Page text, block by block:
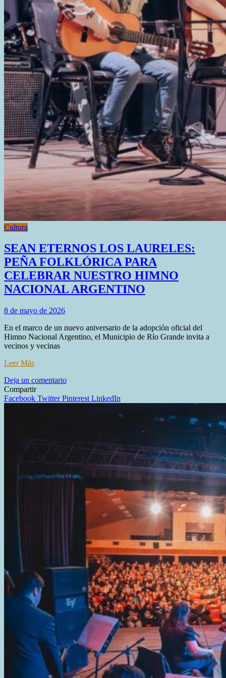
Cultura
SEAN ETERNOS LOS LAURELES:
PEÑA FOLKLÓRICA PARA
CELEBRAR NUESTRO HIMNO
NACIONAL ARGENTINO
8 de mayo de 2026
En el marco de un nuevo aniversario de la adopción oficial del
Himno Nacional Argentino, el Municipio de Río Grande invita a
vecinos y vecinas
Leer Más
Deja un comentarioen
ETERNOS
CELEBRAR
NUESTRO
NACIONAL
ARGENTINO
Compartir
Facebook TwitterPinterest LinkedIn